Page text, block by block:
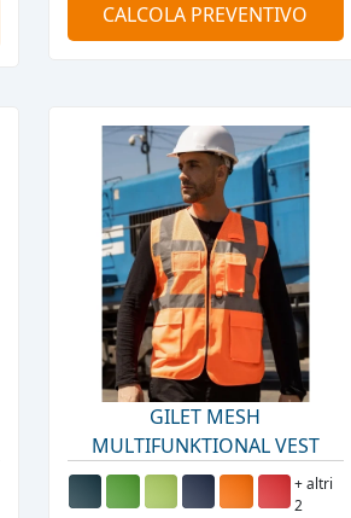
CALCOLA PREVENTIVO
GILET MESH
MULTIFUNKTIONAL VEST
+ altri
2